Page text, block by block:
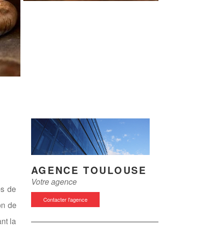
de
de
la
AGENCE TOULOUSE
Votre agence
Contacter l'agence